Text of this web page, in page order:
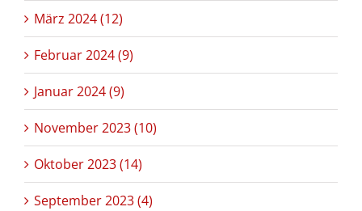
März 2024 (12)
Februar 2024 (9)
Januar 2024 (9)
November 2023 (10)
Oktober 2023 (14)
September 2023 (4)